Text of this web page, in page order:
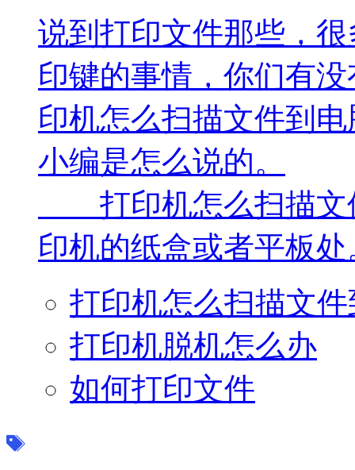
说到打印文件那些，
印键的事情，你们有
印机怎么扫描文件到
小编是怎么说的。
打印机怎么扫描
印机的纸盒或者平板
打印机怎么扫描文
打印机脱机怎么办
如何打印文件